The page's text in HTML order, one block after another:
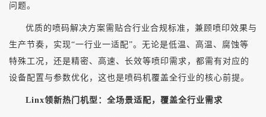
问题。
优质的喷码解决方案需贴合行业合规标准，兼顾喷印效果与
生产节奏，实现“一行业一适配”。无论是低温、高温、腐蚀等
特殊工况，还是精密、高速、长效等喷印需求，都需有对应的
设备配置与参数优化，这也是喷码机覆盖全行业的核心前提。
Linx领新热门机型：全场景适配，覆盖全行业需求